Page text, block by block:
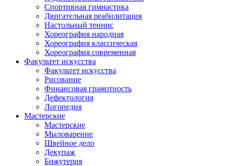
Спортивная гимнастика
Двигательная реабилитация
Настольный теннис
Хореография народная
Хореография классическая
Хореография современная
Факультет искусства
Факультет искусства
Рисование
Финансовая грамотность
Дефектология
Логопедия
Мастерские
Мастерские
Мыловарение
Швейное дело
Декупаж
Бижутерия